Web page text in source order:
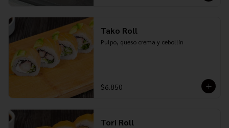
Tako Roll
Pulpo, queso crema y cebollín
$6.850
Tori Roll